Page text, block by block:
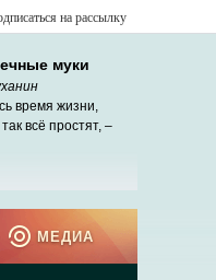
на рассылку
муки
время жизни,
всё простят, –
МЕДИА